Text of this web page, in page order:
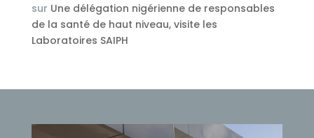
sur Une délégation nigérienne de responsables
de la santé de haut niveau, visite les
Laboratoires SAIPH